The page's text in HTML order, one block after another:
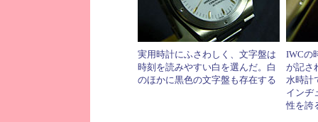
実用時計にふさわしく、文字盤は
時刻を読みやすい白を選んだ。白
のほかに黒色の文字盤も存在する
IWCの
が記さ
水時計
インヂ
性を誇